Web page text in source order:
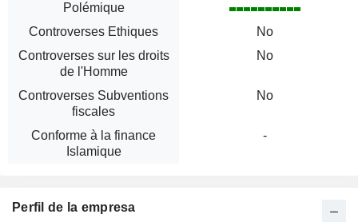
Polémique
Controverses Ethiques
No
Controverses sur les droits
de l'Homme
No
Controverses Subventions
fiscales
No
Conforme à la finance
Islamique
-
Perfil de la empresa